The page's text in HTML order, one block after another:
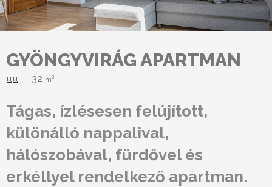
GYÖNGYVIRÁG APARTMAN
32 m2
Tágas, ízlésesen felújított,
különálló nappalival,
hálószobával, fürdővel és
erkéllyel rendelkező apartman.